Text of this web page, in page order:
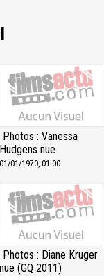
Photos : Vanessa
Hudgens nue
01/01/1970, 01:00
Photos : Diane Kruger
nue (GQ 2011)